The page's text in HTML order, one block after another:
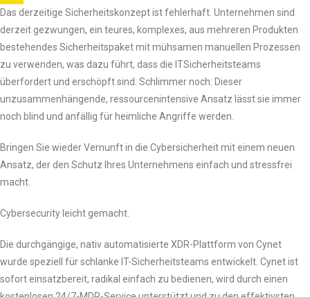
Das derzeitige Sicherheitskonzept ist fehlerhaft. Unternehmen sind
derzeit gezwungen, ein teures, komplexes, aus mehreren Produkten
bestehendes Sicherheitspaket mit mühsamen manuellen Prozessen
zu verwenden, was dazu führt, dass die ITSicherheitsteams
überfordert und erschöpft sind. Schlimmer noch: Dieser
unzusammenhängende, ressourcenintensive Ansatz lässt sie immer
noch blind und anfällig für heimliche Angriffe werden.
Bringen Sie wieder Vernunft in die Cybersicherheit mit einem neuen
Ansatz, der den Schutz Ihres Unternehmens einfach und stressfrei
macht.
Cybersecurity leicht gemacht.
Die durchgängige, nativ automatisierte XDR-Plattform von Cynet
wurde speziell für schlanke IT-Sicherheitsteams entwickelt. Cynet ist
sofort einsatzbereit, radikal einfach zu bedienen, wird durch einen